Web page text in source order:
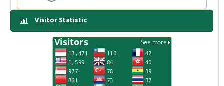
Visitor Statistic